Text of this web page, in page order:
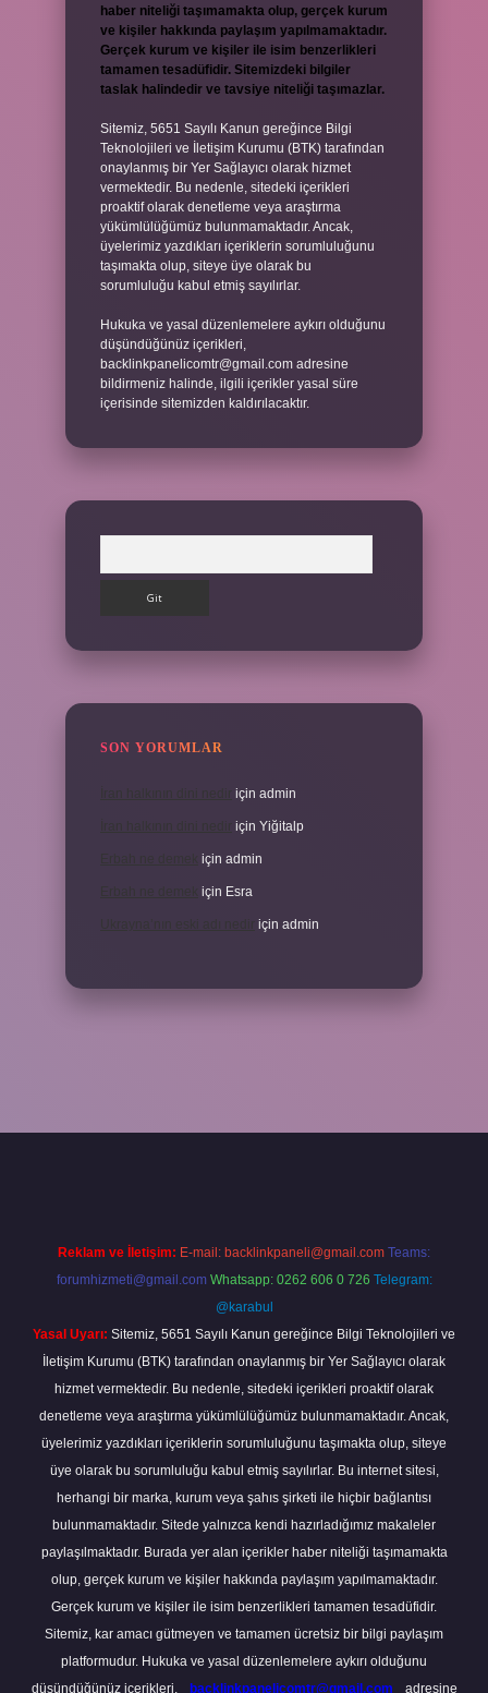
haber niteliği taşımamakta olup, gerçek kurum
ve kişiler hakkında paylaşım yapılmamaktadır.
Gerçek kurum ve kişiler ile isim benzerlikleri
tamamen tesadüfidir. Sitemizdeki bilgiler
taslak halindedir ve tavsiye niteliği taşımazlar.
Sitemiz, 5651 Sayılı Kanun gereğince Bilgi
Teknolojileri ve İletişim Kurumu (BTK) tarafından
onaylanmış bir Yer Sağlayıcı olarak hizmet
vermektedir. Bu nedenle, sitedeki içerikleri
proaktif olarak denetleme veya araştırma
yükümlülüğümüz bulunmamaktadır. Ancak,
üyelerimiz yazdıkları içeriklerin sorumluluğunu
taşımakta olup, siteye üye olarak bu
sorumluluğu kabul etmiş sayılırlar.
Hukuka ve yasal düzenlemelere aykırı olduğunu
düşündüğünüz içerikleri,
backlinkpanelicomtr@gmail.com adresine
bildirmeniz halinde, ilgili içerikler yasal süre
içerisinde sitemizden kaldırılacaktır.
SON YORUMLAR
için admin
için Yiğitalp
için admin
için Esra
için admin
Reklam ve İletişim: E-mail: backlinkpaneli@gmail.com Teams:
forumhizmeti@gmail.com Whatsapp: 0262 606 0 726 Telegram:
@karabul
Yasal Uyarı: Sitemiz, 5651 Sayılı Kanun gereğince Bilgi Teknolojileri ve
İletişim Kurumu (BTK) tarafından onaylanmış bir Yer Sağlayıcı olarak
hizmet vermektedir. Bu nedenle, sitedeki içerikleri proaktif olarak
denetleme veya araştırma yükümlülüğümüz bulunmamaktadır. Ancak,
üyelerimiz yazdıkları içeriklerin sorumluluğunu taşımakta olup, siteye
üye olarak bu sorumluluğu kabul etmiş sayılırlar. Bu internet sitesi,
herhangi bir marka, kurum veya şahıs şirketi ile hiçbir bağlantısı
bulunmamaktadır. Sitede yalnızca kendi hazırladığımız makaleler
paylaşılmaktadır. Burada yer alan içerikler haber niteliği taşımamakta
olup, gerçek kurum ve kişiler hakkında paylaşım yapılmamaktadır.
Gerçek kurum ve kişiler ile isim benzerlikleri tamamen tesadüfidir.
Sitemiz, kar amacı gütmeyen ve tamamen ücretsiz bir bilgi paylaşım
platformudur. Hukuka ve yasal düzenlemelere aykırı olduğunu
düşündüğünüz içerikleri,
backlinkpanelicomtr@gmail.com adresine